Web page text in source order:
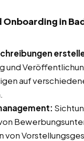
Onboarding in
und
auf
von